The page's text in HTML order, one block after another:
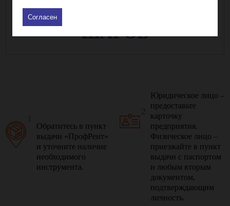
ПЯТЬ
ШАГОВ
Обратитесь в пункт
выдачи «ПрофРент»
и уточните наличие
необходимого
инструмента.
Юридическое лицо –
предоставьте
карточку
предприятия.
Физическое лицо –
приезжайте в пункт
выдачи с паспортом
и любым вторым
документом,
подтверждающим
личность.
Согласен